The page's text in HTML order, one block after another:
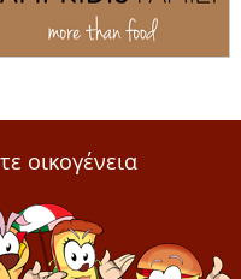
οικογένεια